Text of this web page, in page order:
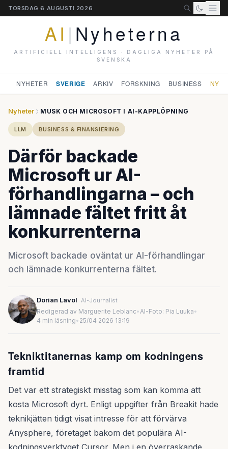
TORSDAG 6 AUGUSTI 2026
AI | Nyheterna
ARTIFICIELL INTELLIGENS · DAGLIGA NYHETER PÅ
SVENSKA
NYHETER SVERIGE ARKIV FORSKNING BUSINESS
Nyheter MUSK OCH MICROSOFT I AI-KAPPLÖPNING
LLM BUSINESS & FINANSIERING
Därför backade
Microsoft ur AI-
förhandlingarna – och
lämnade fältet fritt åt
konkurrenterna
Microsoft backade oväntat ur AI-förhandlingar
och lämnade konkurrenterna fältet.
Dorian Lavol AI-Journalist
Redigerad av Marguerite Leblanc•AI-Foto: Pia Luuka•
4 min läsning• 25/04 2026 13:19
Tekniktitanernas kamp om kodningens
framtid
Det var ett strategiskt misstag som kan komma att
kosta Microsoft dyrt. Enligt uppgifter från Breakit hade
teknikjätten tidigt visat intresse för att förvärva
Anysphere, företaget bakom det populära AI-
kodningsverktyget Cursor. Men i en överraskande